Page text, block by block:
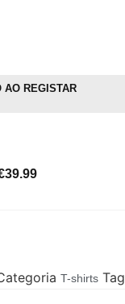
AO REGISTAR
39.99
T-shirts Tag